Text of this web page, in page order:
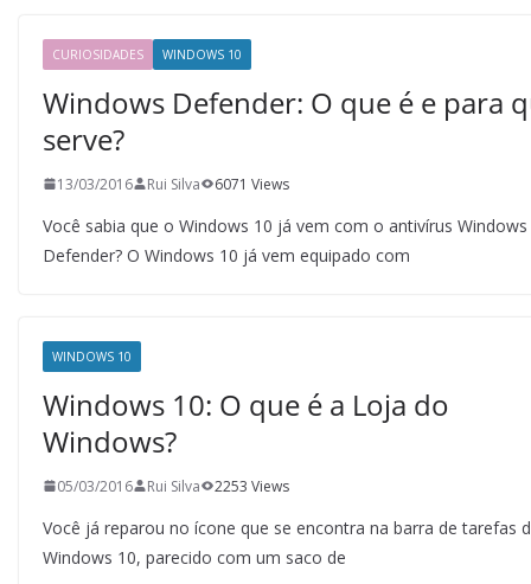
CURIOSIDADES WINDOWS 10
Windows Defender: O que é e para
serve?
13/03/2016 Rui Silva 6071 Views
Você sabia que o Windows 10 já vem com o antivírus Windows
Defender? O Windows 10 já vem equipado com
WINDOWS 10
Windows 10: O que é a Loja do
Windows?
05/03/2016 Rui Silva 2253 Views
Você já reparou no ícone que se encontra na barra de tarefas
Windows 10, parecido com um saco de